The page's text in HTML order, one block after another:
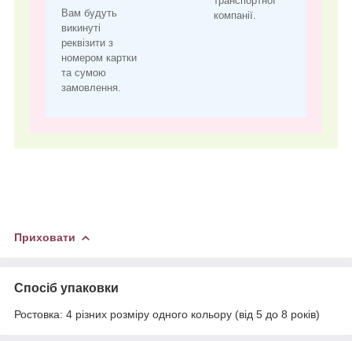
Вам будуть
викинуті
реквізити з
номером картки
та сумою
замовлення.
компанії.
Приховати
Спосіб упаковки
Ростовка: 4 різних розміру одного кольору (від 5 до 8 років)